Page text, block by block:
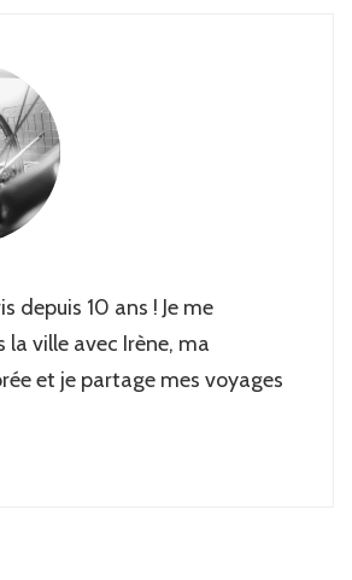
depuis 10 ans ! Je me
la ville avec Irène, ma
et je partage mes voyages